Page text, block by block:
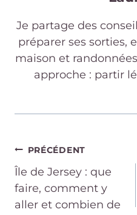
Je partage des
préparer ses sorties,
maison et
approche : partir
Navigation
de
PRÉCÉDENT
Île de Jersey : que
faire, comment y
aller et combien de